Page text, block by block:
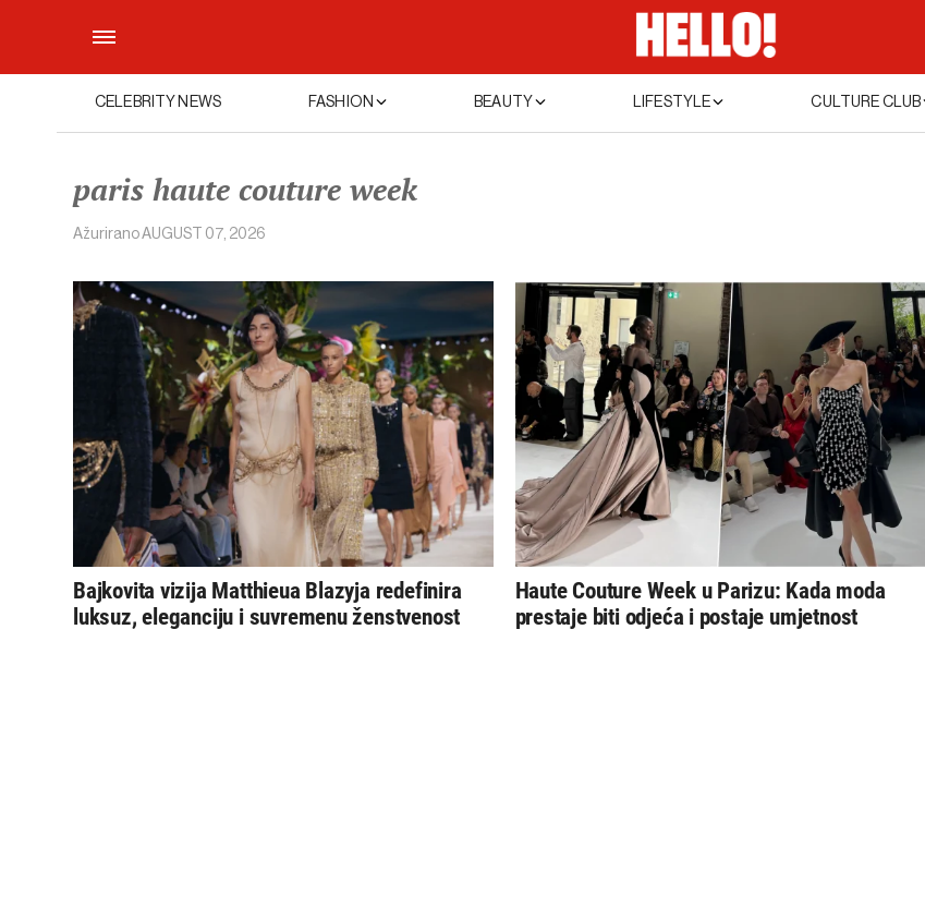
CELEBRITY NEWS FASHION BEAUTY LIFESTYLE CULTURE CLUB
paris haute couture week
AžuriranoAUGUST 07, 2026
Bajkovita vizija Matthieua Blazyja redefinira
luksuz, eleganciju i suvremenu ženstvenost
Haute Couture Week u Parizu: Kada moda
prestaje biti odjeća i postaje umjetnost